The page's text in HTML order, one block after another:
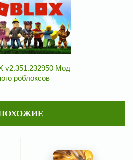
v2.351.232950 Мод
роблоксов